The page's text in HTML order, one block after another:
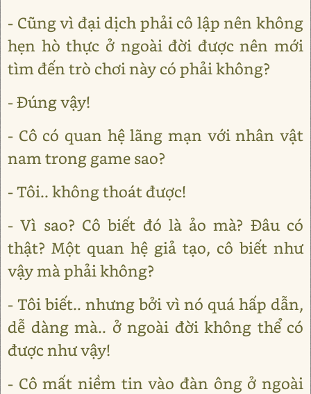
- Cũng vì đại dịch phải cô lập nên không
hẹn hò thực ở ngoài đời được nên mới
tìm đến trò chơi này có phải không?
- Đúng vậy!
- Cô có quan hệ lãng mạn với nhân vật
nam trong game sao?
- Tôi.. không thoát được!
- Vì sao? Cô biết đó là ảo mà? Đâu có
thật? Một quan hệ giả tạo, cô biết như
vậy mà phải không?
- Tôi biết.. nhưng bởi vì nó quá hấp dẫn,
dễ dàng mà.. ở ngoài đời không thể có
được như vậy!
- Cô mất niềm tin vào đàn ông ở ngoài